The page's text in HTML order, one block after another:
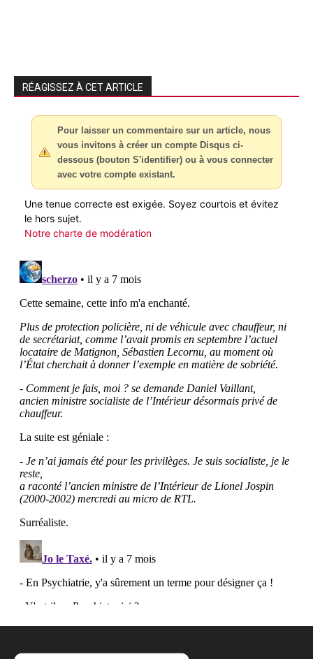
RÉAGISSEZ À CET ARTICLE
Pour laisser un commentaire sur un article, nous
vous invitons à créer un compte Disqus ci-
dessous (bouton S'identifier) ou à vous connecter
avec votre compte existant.
Une tenue correcte est exigée. Soyez courtois et évitez
le hors sujet.
Notre charte de modération